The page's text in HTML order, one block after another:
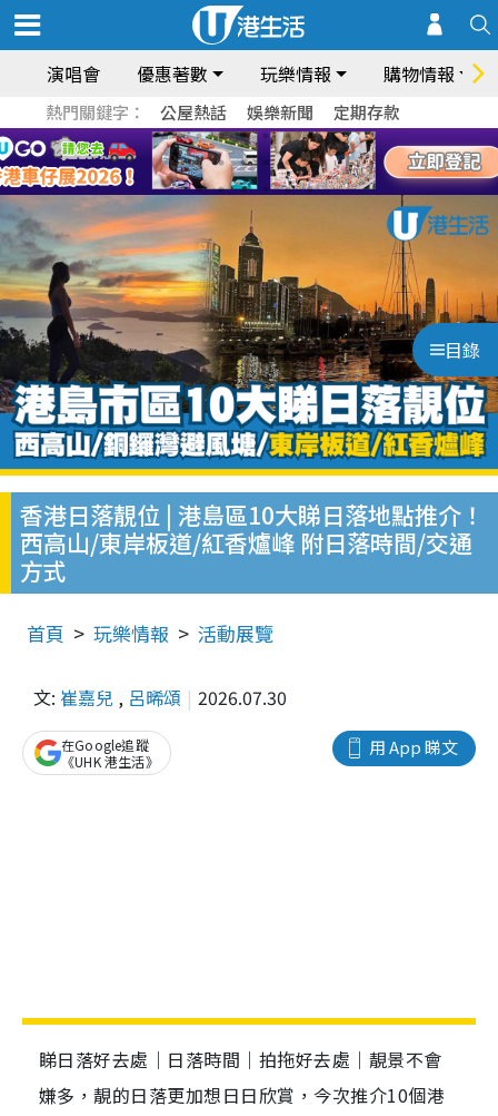
演唱會 優惠著數 玩樂情報 購物情報
熱門關鍵字： 公屋熱話 娛樂新聞 定期存款
目錄
香港日落靚位 | 港島區10大睇日落地點推介！
西高山/東岸板道/紅香爐峰 附日落時間/交通
方式
首頁 玩樂情報 活動展覽
文: 崔嘉兒 , 呂晞頌 2026.07.30
用 App 睇文
在Google追蹤
《UHK 港生活》
睇日落好去處｜日落時間｜拍拖好去處｜靚景不會
嫌多，靚的日落更加想日日欣賞，今次推介10個港